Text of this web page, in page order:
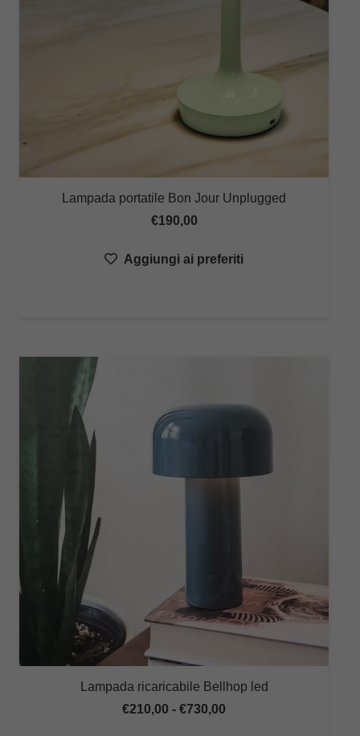
Lampada portatile Bon Jour Unplugged
€190,00
Aggiungi ai preferiti
Lampada ricaricabile Bellhop led
€210,00 - €730,00